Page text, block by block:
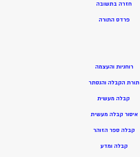
חזרה בתשובה
פרדס התורה
רוחניות והעצמה
תורת הקבלה והנסתר
קבלה מעשית
איסור קבלה מעשית
קבלה ספר הזוהר
קבלה ומדע